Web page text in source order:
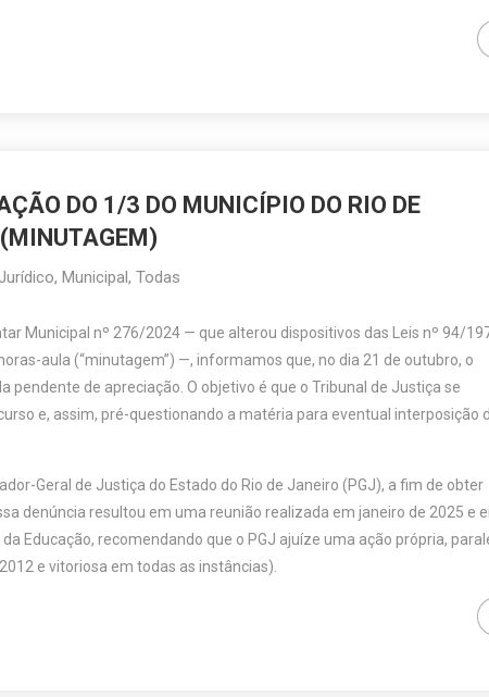
DO 1/3 DO MUNICÍPIO DO RIO DE
Jurídico, Municipal, Todas
Municipal nº 276/2024 — que alterou dispositivos das Leis nº 94/
aula (“minutagem”) —, informamos que, no dia 21 de outubro, o
de apreciação. O objetivo é que o Tribunal de Justiça se
e, assim, pré-questionando a matéria para eventual interposição
Geral de Justiça do Estado do Rio de Janeiro (PGJ), a fim de obter
denúncia resultou em uma reunião realizada em janeiro de 2025 e
Educação, recomendando que o PGJ ajuíze uma ação própria,
e vitoriosa em todas as instâncias).